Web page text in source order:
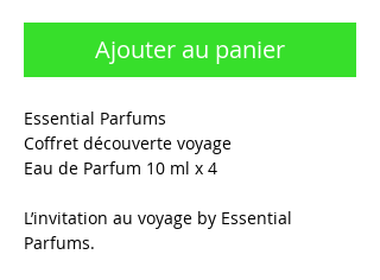
Ajouter au panier
Essential Parfums
Coffret découverte voyage
Eau de Parfum 10 ml x 4
L’invitation au voyage by Essential
Parfums.